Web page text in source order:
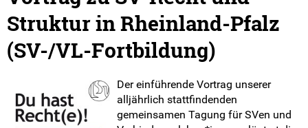
Positionen & Lesestoff
Mach mit!
Kreis- und Stadt-SV-Arbeit
Struktur in Rheinland-Pfalz
(SV-/VL-Fortbildung)
Der einführende Vortrag unserer
alljährlich stattfindenden
gemeinsamen Tagung für SVen und